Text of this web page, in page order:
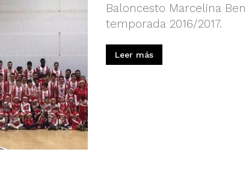
Baloncesto Marcelina
temporada 2016/2017.
Leer más